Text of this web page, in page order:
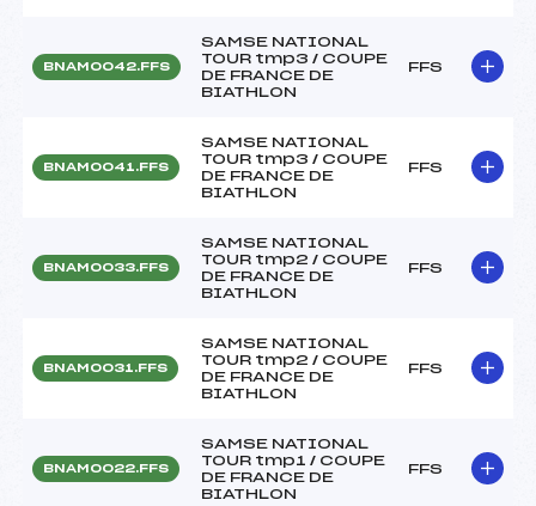
BNAM0042.FFS
SAMSE NATIONAL
TOUR tmp3 / COUPE
DE FRANCE DE
BIATHLON
FFS
BNAM0041.FFS
SAMSE NATIONAL
TOUR tmp3 / COUPE
DE FRANCE DE
BIATHLON
FFS
BNAM0033.FFS
SAMSE NATIONAL
TOUR tmp2 / COUPE
DE FRANCE DE
BIATHLON
FFS
BNAM0031.FFS
SAMSE NATIONAL
TOUR tmp2 / COUPE
DE FRANCE DE
BIATHLON
FFS
BNAM0022.FFS
SAMSE NATIONAL
TOUR tmp1 / COUPE
DE FRANCE DE
BIATHLON
FFS